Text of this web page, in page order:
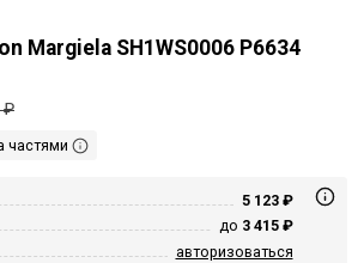
Margiela SH1WS0006 P6634
₽
частями
5 123 ₽
до 3 415 ₽
авторизоваться